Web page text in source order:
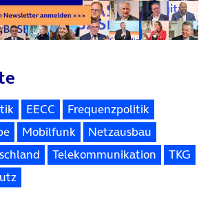
EECC
Frequenzpolitik
Mobilfunk
Netzausbau
Telekommunikation
TKG